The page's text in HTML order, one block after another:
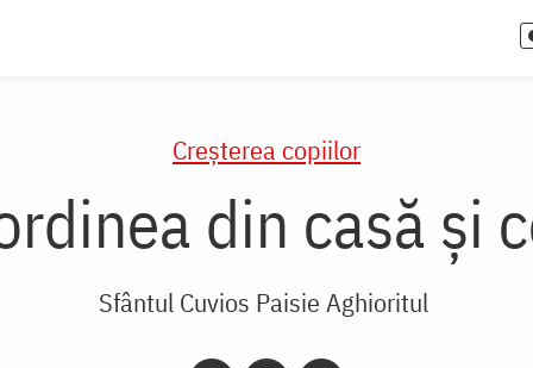
Creşterea copiilor
din casă și
Sfântul Cuvios Paisie Aghioritul